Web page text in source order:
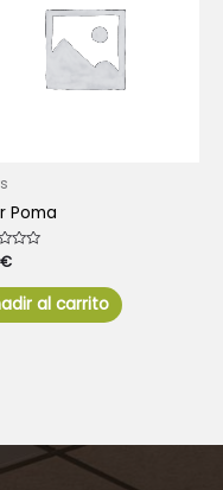
Poma
€
al carrito